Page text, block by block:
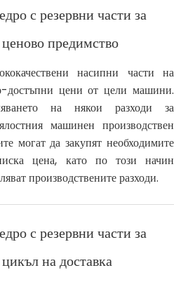
с резервни части за
предимство
насипни части на
достъпни цени от цели машини.
на някои разходи за
машинен производствен
могат да закупят необходимите
цена, като по този начин
производствените разходи.
с резервни части за
на доставка